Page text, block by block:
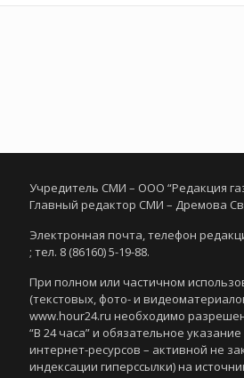
Учредитель СМИ – ООО “Редакция
Главный редактор СМИ – Дремова
Электронная почта, телефон
; тел. 8 (86160) 5-19-88.
При полном или частичном
(текстовых, фото- и
www.hour24.ru необходимо
“В 24 часа” и обязательное указание
интернет-ресурсов – активной не
индексации гиперссылки) на